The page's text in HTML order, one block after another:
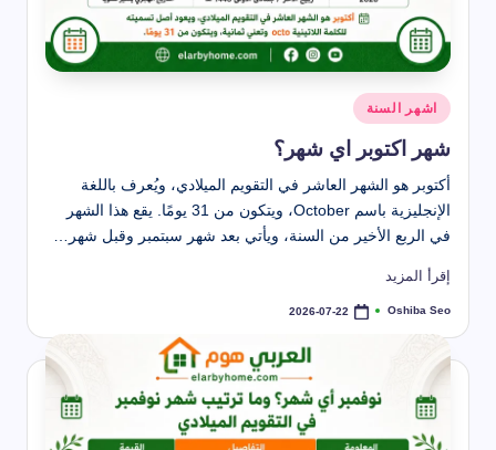
نُشر
في
اشهر السنة
شهر اكتوبر اي شهر؟
أكتوبر هو الشهر العاشر في التقويم الميلادي، ويُعرف باللغة
الإنجليزية باسم October، ويتكون من 31 يومًا. يقع هذا الشهر
في الربع الأخير من السنة، ويأتي بعد شهر سبتمبر وقبل شهر…
إقرأ المزيد
تمّ
بواسطة
Oshiba Seo
2026-07-22